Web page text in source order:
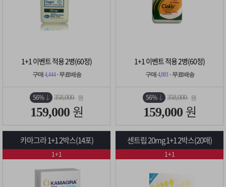
1+1 이벤트 적용 2병(60정)
구매 4,444· 무료배송
56% 358,000 원
159,000 원
1+1 이벤트 적용 2병(60정)
구매 4,881· 무료배송
56% 358,000 원
159,000 원
카마그라 1+1 2박스(14포)
1+1
센트립 20mg 1+1 2박스(20매)
1+1